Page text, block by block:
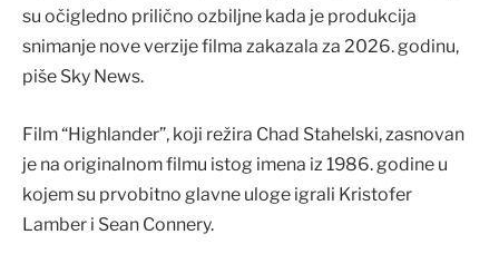
su očigledno prilično ozbiljne kada je produkcija
snimanje nove verzije filma zakazala za 2026. godinu,
piše Sky News.
Film “Highlander”, koji režira Chad Stahelski, zasnovan
je na originalnom filmu istog imena iz 1986. godine u
kojem su prvobitno glavne uloge igrali Kristofer
Lamber i Sean Connery.